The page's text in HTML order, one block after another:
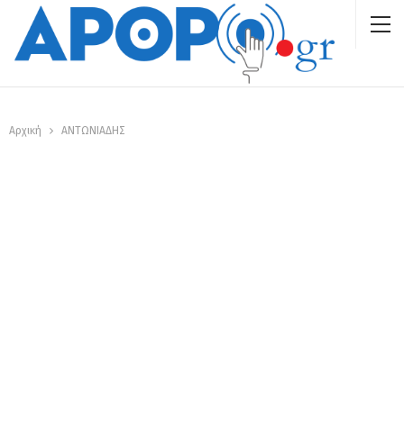
Αρχική ΑΝΤΩΝΙΑΔΗΣ